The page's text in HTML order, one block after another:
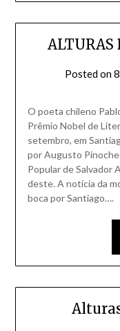
ALTURAS
Posted on
O poeta chileno
Prêmio Nobel de
setembro, em
por Augusto
Popular de Salvador
deste. A notícia da
boca por Santiago….